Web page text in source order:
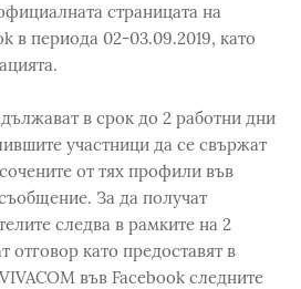
страницата на
в периода 02-03.09.2019, като
в срок до 2 работни дни
участници да се свържат
от тях профили във
За да получат
следва в рамките на 2
отговор като предоставят в
във Facebook следните